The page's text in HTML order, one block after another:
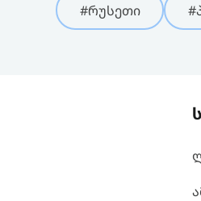
#რუსეთი